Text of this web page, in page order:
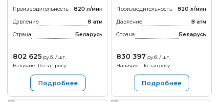
Производительность
820 л/мин
Давление
8 атм
Страна
Беларусь
802 625 руб. / шт.
Наличие: По запросу
Подробнее
Производительность
820 л/мин
Давление
8 атм
Страна
Беларусь
830 397 руб. / шт.
Наличие: По запросу
Подробнее